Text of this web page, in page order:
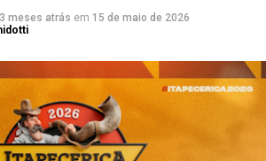
3 meses atrás em 15 de maio de 2026